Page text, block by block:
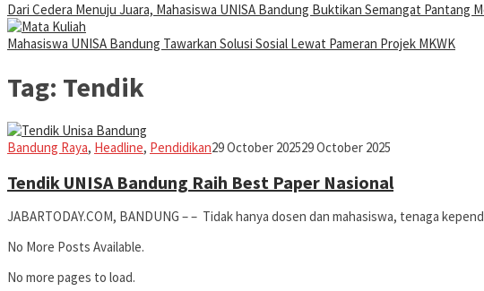
Dari Cedera Menuju Juara, Mahasiswa UNISA Bandung Buktikan Semangat Pantang
Mahasiswa UNISA Bandung Tawarkan Solusi Sosial Lewat Pameran Projek MKWK
Tag: Tendik
Bandung Raya, Headline, PendidikanIman
29 October 202529 October 2025
Tendik UNISA Bandung Raih Best Paper Nasional
JABARTODAY.COM, BANDUNG – – Tidak hanya dosen dan mahasiswa, tenaga
No More Posts Available.
No more pages to load.